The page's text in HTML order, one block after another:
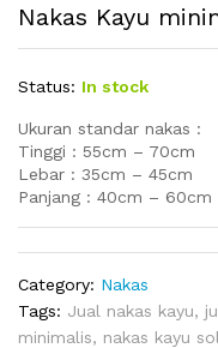
Nakas Kayu
Status: In stock
Ukuran standar nakas :
Tinggi : 55cm – 70cm
Lebar : 35cm – 45cm
Panjang : 40cm – 60cm
Category: Nakas
Tags: Jual nakas kayu,
minimalis, nakas kayu